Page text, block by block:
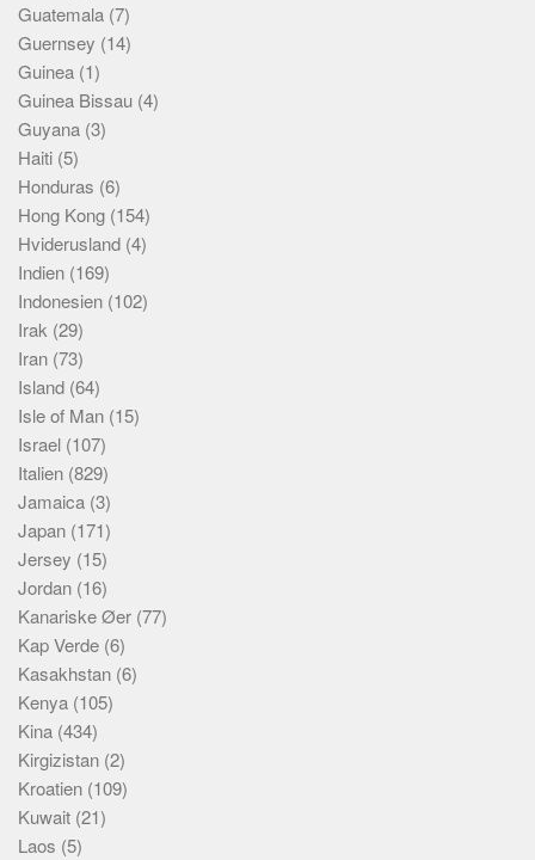
Guatemala (7)
Guernsey (14)
Guinea (1)
Guinea Bissau (4)
Guyana (3)
Haiti (5)
Honduras (6)
Hong Kong (154)
Hviderusland (4)
Indien (169)
Indonesien (102)
Irak (29)
Iran (73)
Island (64)
Isle of Man (15)
Israel (107)
Italien (829)
Jamaica (3)
Japan (171)
Jersey (15)
Jordan (16)
Kanariske Øer (77)
Kap Verde (6)
Kasakhstan (6)
Kenya (105)
Kina (434)
Kirgizistan (2)
Kroatien (109)
Kuwait (21)
Laos (5)